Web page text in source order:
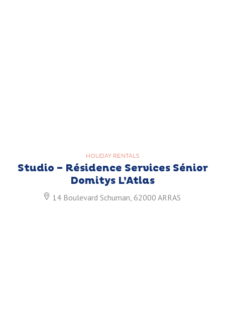
HOLIDAY RENTALS
Studio – Résidence Services Sénior
Domitys L’Atlas
14 Boulevard Schuman, 62000 ARRAS